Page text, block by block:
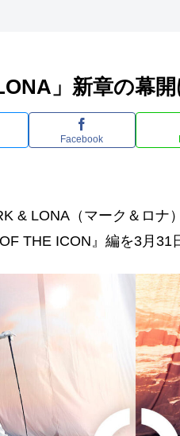
」新章の幕
Facebook
& LONA（マーク＆ロナ
THE ICON』編を3月31